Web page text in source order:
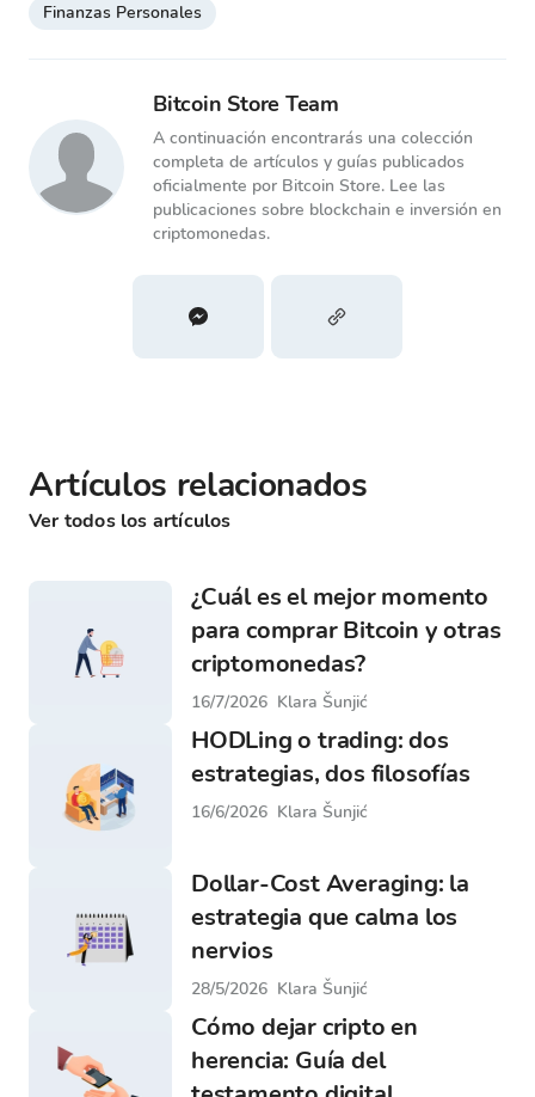
Finanzas Personales
Bitcoin Store Team
A continuación encontrarás una colección
completa de artículos y guías publicados
oficialmente por Bitcoin Store. Lee las
publicaciones sobre blockchain e inversión en
criptomonedas.
Artículos relacionados
Ver todos los artículos
¿Cuál es el mejor momento
para comprar Bitcoin y otras
criptomonedas?
16/7/2026 Klara Šunjić
HODLing o trading: dos
estrategias, dos filosofías
16/6/2026 Klara Šunjić
Dollar-Cost Averaging: la
estrategia que calma los
nervios
28/5/2026 Klara Šunjić
Cómo dejar cripto en
herencia: Guía del